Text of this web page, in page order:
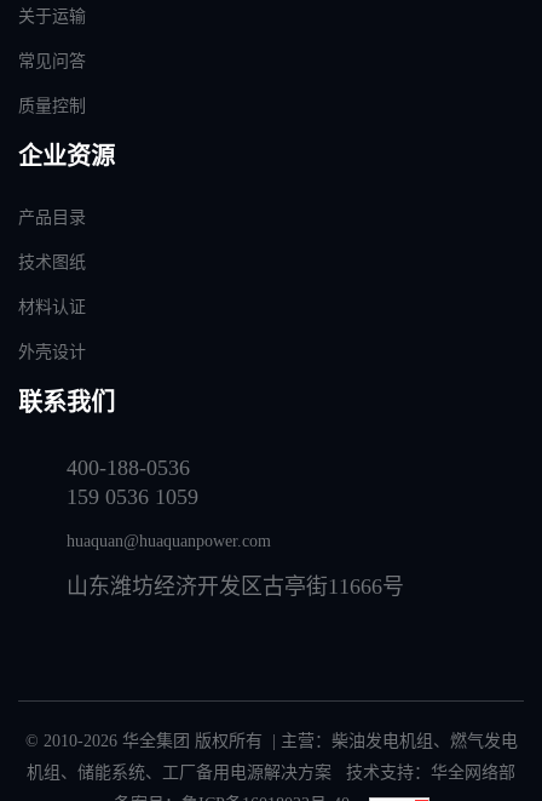
关于运输
常见问答
质量控制
企业资源
产品目录
技术图纸
材料认证
外壳设计
联系我们
400-188-0536
159 0536 1059
huaquan@huaquanpower.com
山东潍坊经济开发区古亭街11666号
© 2010-2026 华全集团 版权所有 | 主营： 柴油发电机组 、 燃气发电
机组 、 储能系统、 工厂备用电源解决方案 技术支持：华全网络部